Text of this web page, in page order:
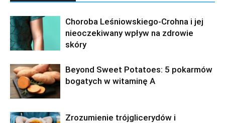
Choroba Leśniowskiego-Crohna i jej
nieoczekiwany wpływ na zdrowie
skóry
Beyond Sweet Potatoes: 5 pokarmów
bogatych w witaminę A
Zrozumienie trójglicerydów i